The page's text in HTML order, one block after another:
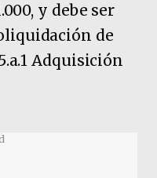
y debe ser
de
Adquisición